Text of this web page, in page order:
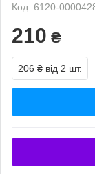
Код: 6120-
210 ₴
206 ₴ від 2 шт.